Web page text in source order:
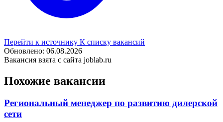
Перейти к источнику К списку вакансий
Обновлено: 06.08.2026
Вакансия взята с сайта joblab.ru
Похожие вакансии
Региональный менеджер по развитию дилерской
сети